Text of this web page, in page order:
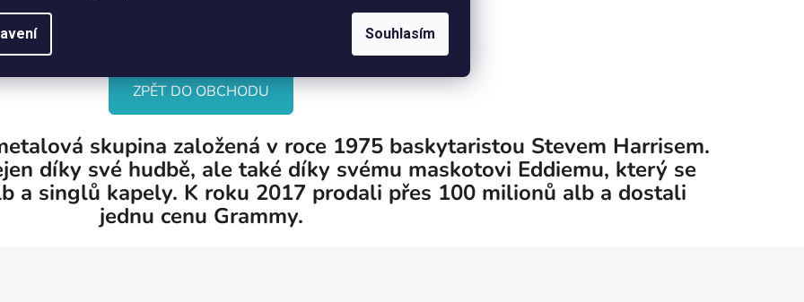
Souhlasím
Můžete se ale podívat na ostatní kategorie.
ZPĚT DO OBCHODU
skupina založená v roce 1975 baskytaristou Stevem Harrisem.
díky své hudbě, ale také díky svému maskotovi Eddiemu, který se
a singlů kapely. K roku 2017 prodali přes 100 milionů alb a dostali
jednu cenu Grammy.